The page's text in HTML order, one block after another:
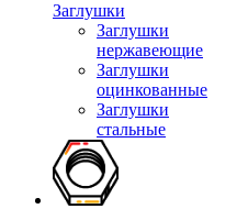
Заглушки
Заглушки
нержавеющие
Заглушки
оцинкованные
Заглушки
стальные